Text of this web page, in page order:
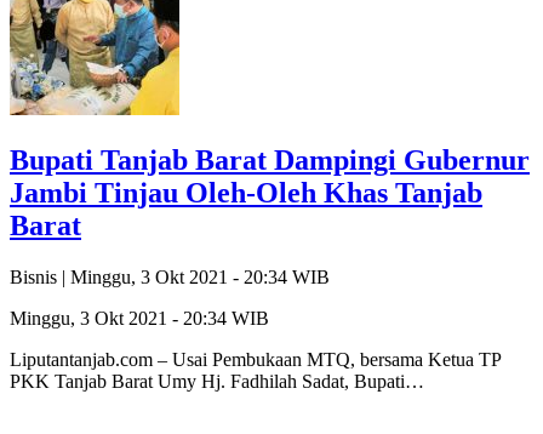
Bupati Tanjab Barat Dampingi Gubernur
Jambi Tinjau Oleh-Oleh Khas Tanjab
Barat
Bisnis | Minggu, 3 Okt 2021 - 20:34 WIB
Minggu, 3 Okt 2021 - 20:34 WIB
Liputantanjab.com – Usai Pembukaan MTQ, bersama Ketua TP
PKK Tanjab Barat Umy Hj. Fadhilah Sadat, Bupati…